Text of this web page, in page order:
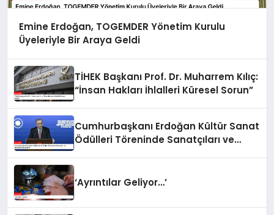
Emine Erdoğan, TOGEMDER Yönetim Kurulu
Üyeleriyle Bir Araya Geldi
TİHEK Başkanı Prof. Dr. Muharrem Kılıç:
“İnsan Hakları İhlalleri Küresel Sorun”
Cumhurbaşkanı Erdoğan Kültür Sanat
Ödülleri Töreninde Sanatçıları ve
‘Ayrıntılar Geliyor…’